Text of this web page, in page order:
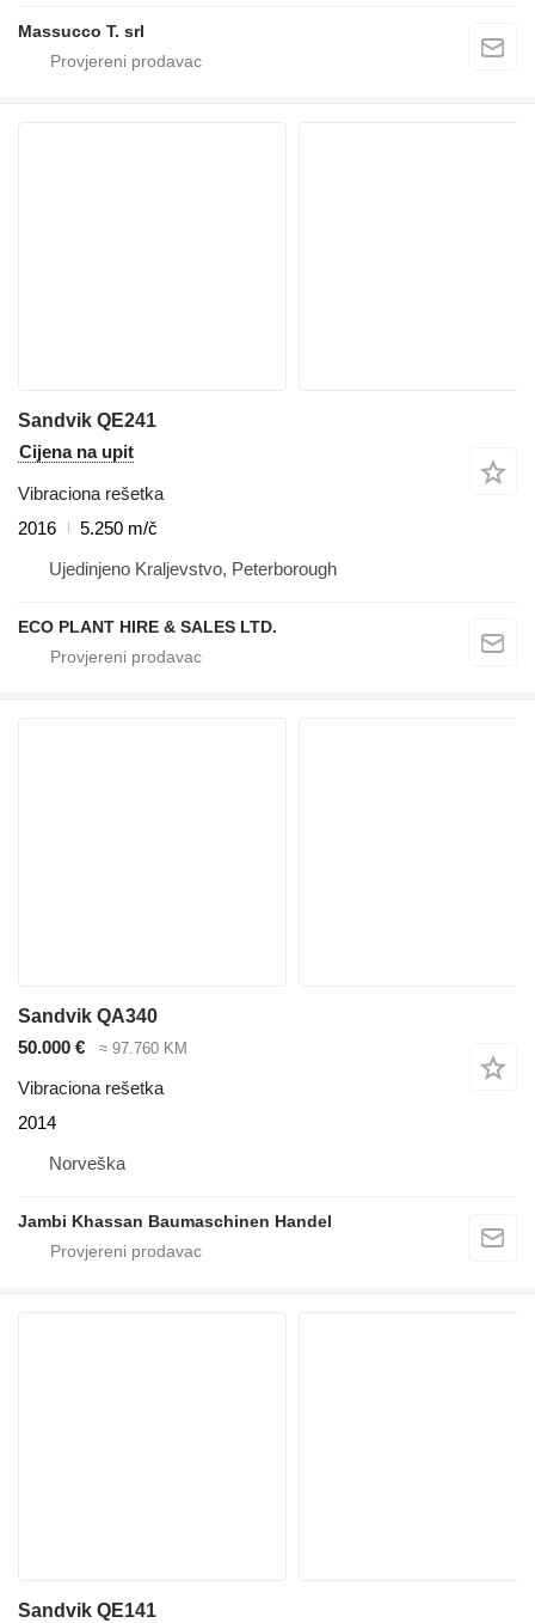
Massucco T. srl
Sandvik QE241
Cijena na upit
Vibraciona rešetka
2016
5.250 m/č
Ujedinjeno Kraljevstvo, Peterborough
ECO PLANT HIRE & SALES LTD.
Sandvik QA340
50.000 €
≈ 97.760 KM
Vibraciona rešetka
2014
Norveška
Jambi Khassan Baumaschinen Handel
Sandvik QE141